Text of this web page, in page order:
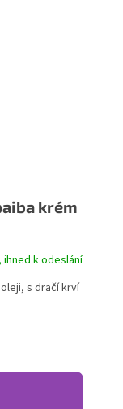
krém
ihned k odeslání
s dračí krví